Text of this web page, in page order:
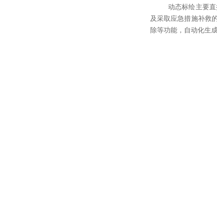
动态标绘主要
及采取应急措施补救
除等功能，自动化生